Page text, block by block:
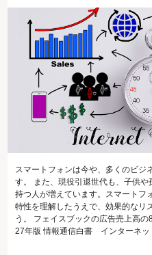
スマートフォンは今や、多くのビジ
す。 また、現役引退世代も、子供
持つ人が増えています。スマートフ
特性を理解したうえで、効果的なリ
う。 フェイスブックの広告売上高
27年版 情報通信白書 インターネッ
の携帯電話・PHSの世帯普及率は